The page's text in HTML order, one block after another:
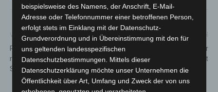
Vorheriger Artikel
Polizei misst zwei Autofahrer
mit über 160 Kilometern pro
Stunde in 80er Zone
Nächster Artikel
Omikron-Verdachtsfall in der
Region Hannover bestätigt
beispielsweise des Namens, der Anschrift, E-Mail-
Adresse oder Telefonnummer einer betroffenen Person,
erfolgt stets im Einklang mit der Datenschutz-
Grundverordnung und in Übereinstimmung mit den für
uns geltenden landesspezifischen
Datenschutzbestimmungen. Mittels dieser
Datenschutzerklärung möchte unser Unternehmen die
Öffentlichkeit über Art, Umfang und Zweck der von uns